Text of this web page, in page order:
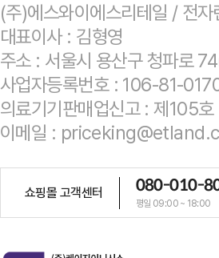
(주)에스와이에스리테일 / 전자
대표이사 : 김형영
주소 : 서울시 용산구 청파로
사업자등록번호 : 106-81-
의료기기판매업신고 : 제105
이메일 :
쇼핑몰 고객센터 080-010-
평일 09:00 ~ 18:00